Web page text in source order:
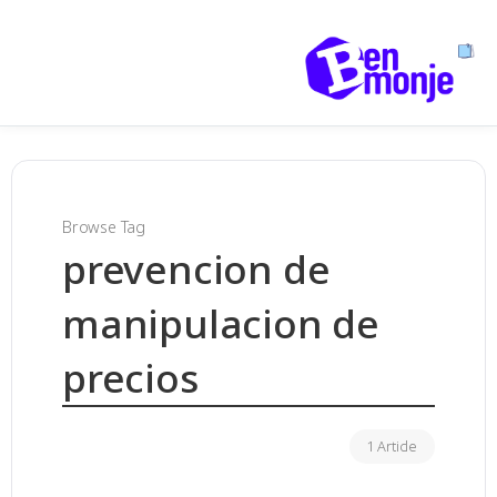
Browse Tag
prevencion de
manipulacion de
precios
1 Article